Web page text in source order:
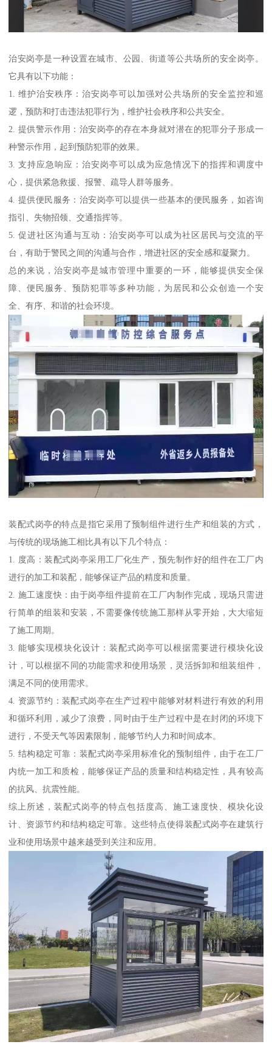
治安岗亭是一种设置在城市、公园、街道等公共场所的安全岗亭。
它具有以下功能：
1. 维护治安秩序：治安岗亭可以加强对公共场所的安全监控和巡
逻，预防和打击违法犯罪行为，维护社会秩序和公共安全。
2. 提供警示作用：治安岗亭的存在本身就对潜在的犯罪分子形成一
种警示作用，起到预防犯罪的效果。
3. 支持应急响应：治安岗亭可以成为应急情况下的指挥和调度中
心，提供紧急救援、报警、疏导人群等服务。
4. 提供便民服务：治安岗亭可以提供一些基本的便民服务，如咨询
指引、失物招领、交通指挥等。
5. 促进社区沟通与互动：治安岗亭可以成为社区居民与交流的平
台，有助于警民之间的沟通与合作，增进社区的安全感和凝聚力。
总的来说，治安岗亭是城市管理中重要的一环，能够提供安全保
障、便民服务、预防犯罪等多种功能，为居民和公众创造一个安
全、有序、和谐的社会环境。
装配式岗亭的特点是指它采用了预制组件进行生产和组装的方式，
与传统的现场施工相比具有以下几个特点：
1. 度高：装配式岗亭采用工厂化生产，预先制作好的组件在工厂内
进行的加工和装配，能够保证产品的精度和质量。
2. 施工速度快：由于岗亭组件提前在工厂内制作完成，现场只需进
行简单的组装和安装，不需要像传统施工那样从零开始，大大缩短
了施工周期。
3. 能够实现模块化设计：装配式岗亭可以根据需要进行模块化设
计，可以根据不同的功能需求和使用场景，灵活拆卸和组装组件，
满足不同的使用需求。
4. 资源节约：装配式岗亭在生产过程中能够对材料进行有效的利用
和循环利用，减少了浪费，同时由于生产过程中是在封闭的环境下
进行，不受天气等因素限制，能够节约人力和时间成本。
5. 结构稳定可靠：装配式岗亭采用标准化的预制组件，由于在工厂
内统一加工和质检，能够保证产品的质量和结构稳定性，具有较高
的抗风、抗震性能。
综上所述，装配式岗亭的特点包括度高、施工速度快、模块化设
计、资源节约和结构稳定可靠。这些特点使得装配式岗亭在建筑行
业和使用场景中越来越受到关注和应用。